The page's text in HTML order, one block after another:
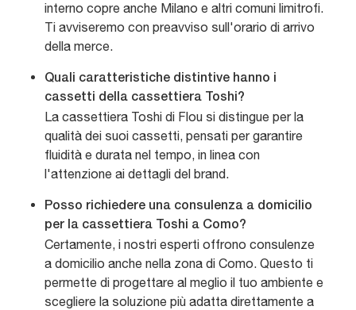
interno copre anche Milano e altri comuni limitrofi.
Ti avviseremo con preavviso sull'orario di arrivo
della merce.
Quali caratteristiche distintive hanno i
cassetti della cassettiera Toshi?
La cassettiera Toshi di Flou si distingue per la
qualità dei suoi cassetti, pensati per garantire
fluidità e durata nel tempo, in linea con
l'attenzione ai dettagli del brand.
Posso richiedere una consulenza a domicilio
per la cassettiera Toshi a Como?
Certamente, i nostri esperti offrono consulenze
a domicilio anche nella zona di Como. Questo ti
permette di progettare al meglio il tuo ambiente e
scegliere la soluzione più adatta direttamente a